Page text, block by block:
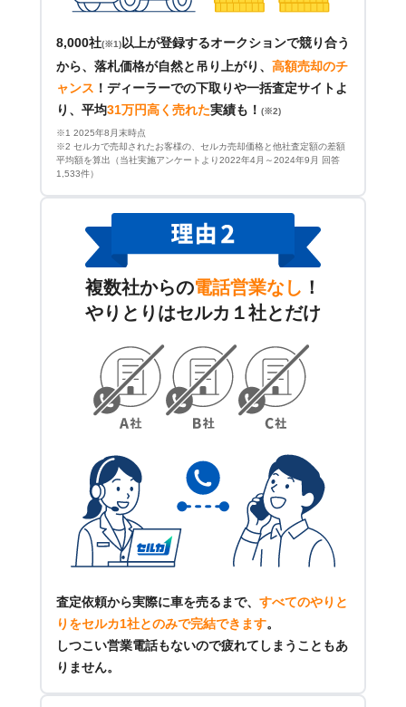
8,000社(※1) 以上が登録するオークションで競り合う
から、落札価格が自然と吊り上がり、 高額売却のチ
ャンス ！ ディーラーでの下取りや一括査定サイトよ
り、平均31万円高く売れた実績も！ (※2)
※1 2025年8月末時点
※2 セルカで売却されたお客様の、セルカ売却価格と他社査定額の差額
平均額を算出（当社実施アンケートより2022年4月～2024年9月 回答
1,533件）
複数社からの電話営業なし ！
やりとりはセルカ１社とだけ
査定依頼から実際に車を売るまで、 すべてのやりと
りをセルカ1社とのみで完結できます。
しつこい営業電話もないので疲れてしまうこともあ
りません。